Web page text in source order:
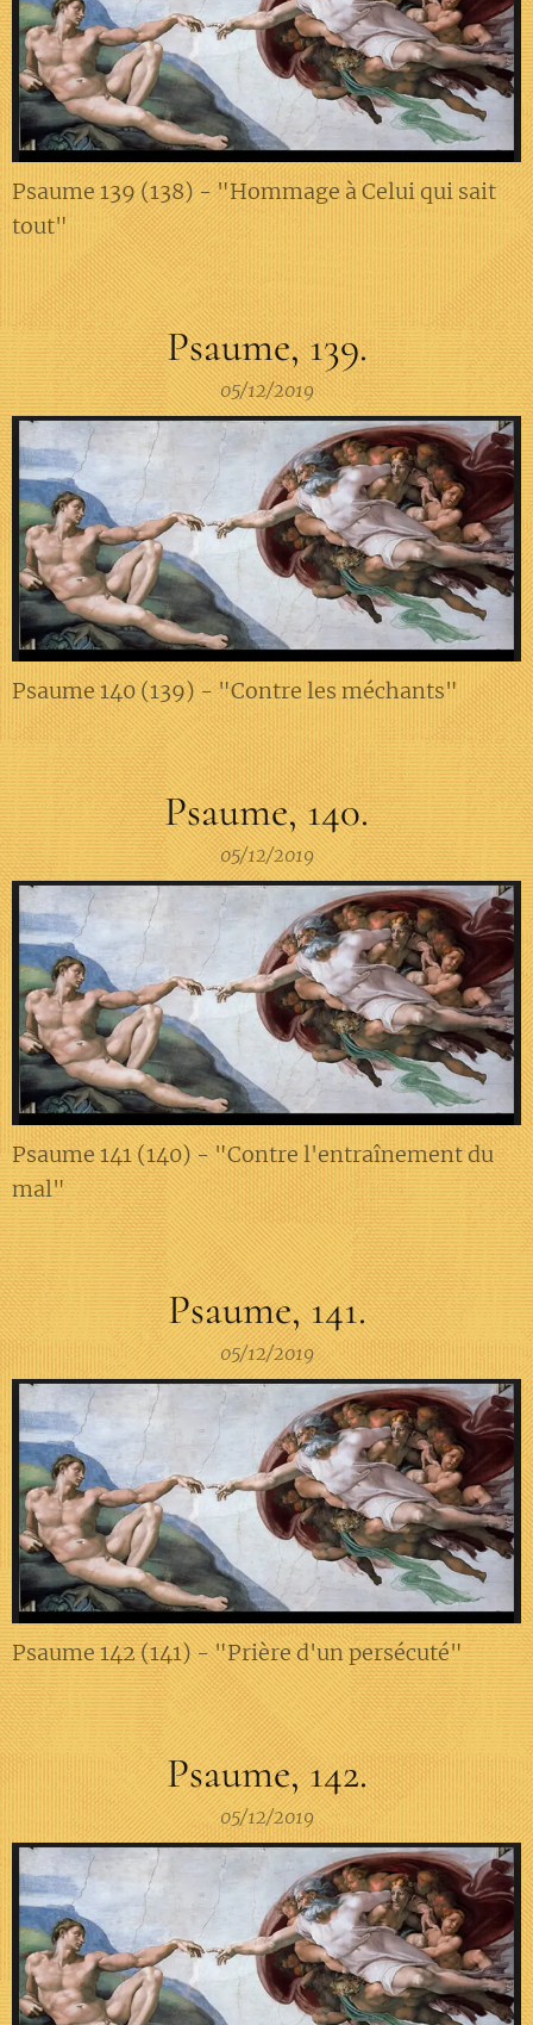
Psaume 139 (138) - "Hommage à Celui qui sait
tout"
Psaume, 139.
05/12/2019
Psaume 140 (139) - "Contre les méchants"
Psaume, 140.
05/12/2019
Psaume 141 (140) - "Contre l'entraînement du
mal"
Psaume, 141.
05/12/2019
Psaume 142 (141) - "Prière d'un persécuté"
Psaume, 142.
05/12/2019